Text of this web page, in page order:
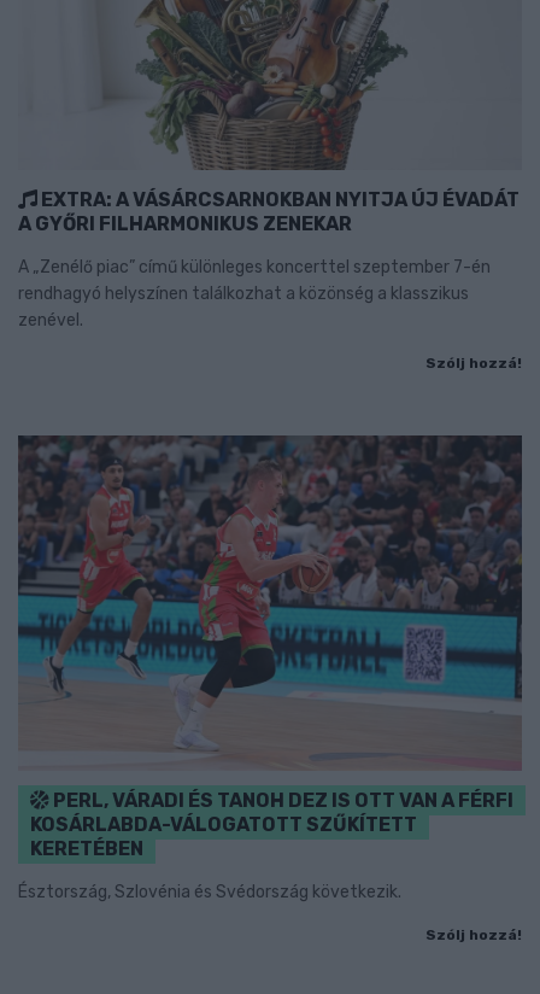
EXTRA: A VÁSÁRCSARNOKBAN NYITJA ÚJ ÉVADÁT
A GYŐRI FILHARMONIKUS ZENEKAR
A „Zenélő piac” című különleges koncerttel szeptember 7-én
rendhagyó helyszínen találkozhat a közönség a klasszikus
zenével.
Szólj hozzá!
PERL, VÁRADI ÉS TANOH DEZ IS OTT VAN A FÉRFI
KOSÁRLABDA-VÁLOGATOTT SZŰKÍTETT
KERETÉBEN
Észtország, Szlovénia és Svédország következik.
Szólj hozzá!